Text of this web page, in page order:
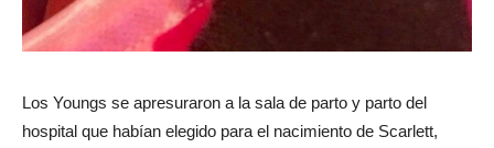
Los Youngs se apresuraron a la sala de parto y parto del
hospital que habían elegido para el nacimiento de Scarlett,